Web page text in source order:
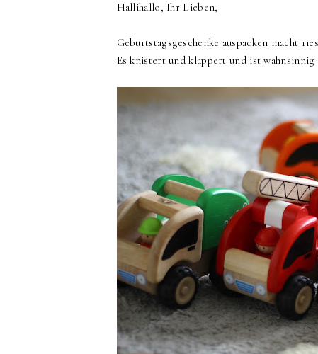
Hallihallo, Ihr Lieben,
Geburtstagsgeschenke auspacken macht
Es knistert und klappert und ist